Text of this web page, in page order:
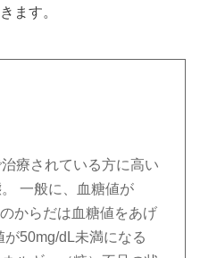
ます。
療されている方に高い
一般に、血糖値が
からだは血糖値をあげ
50mg/dL未満になる